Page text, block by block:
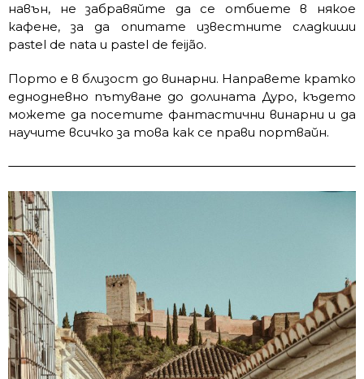
навън, не забравяйте да се отбиете в някое
кафене, за да опитате известните сладкиши
pastel de nata и pastel de feijão.
Порто е в близост до винарни. Направете кратко
еднодневно пътуване до долината Дуро, където
можете да посетите фантастични винарни и да
научите всичко за това как се прави портвайн.